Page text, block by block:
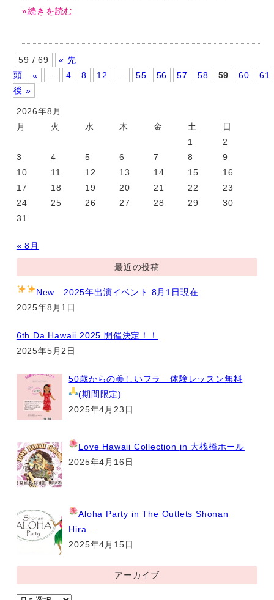
»続きを読む
59 / 69
« 先
頭
« 4 8 12 55 56 57 58 59 60
61
後 »
2026年8月
月
火 水 木 金 土
日
1
2
3
4 5 6 7 8
9
10
11 12 13 14 15
16
17
18 19 20 21 22
23
24
25 26 27 28 29
30
31
« 8月
最近の投稿
New 2025年出演イベント 8月1日現在
2025年8月1日
6th Da Hawaii 2025 開催決定！！
2025年5月2日
50歳からの美しいフラ 体験レッスン無料
(期間限定)
2025年4月23日
Love Hawaii Collection in 大桟橋ホール
2025年4月16日
Aloha Party in The Outlets Shonan
Hira…
2025年4月15日
アーカイブ